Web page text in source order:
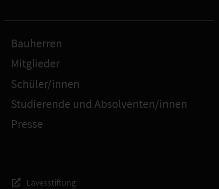
Bauherren
Mitglieder
Schüler/innen
Studierende und Absolventen/innen
Presse
Lavesstiftung